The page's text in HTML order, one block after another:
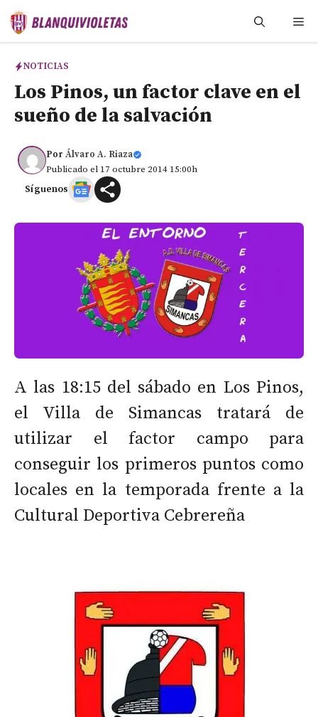
Saltar
NOTICIAS
Los Pinos, un factor clave en el
sueño de la salvación
Por Álvaro A. Riaza
Publicado el 17 octubre 2014 15:00h
Síguenos
A las 18:15 del sábado en Los Pinos,
el Villa de Simancas tratará de
utilizar el factor campo para
conseguir los primeros puntos como
locales en la temporada frente a la
Cultural Deportiva Cebrereña